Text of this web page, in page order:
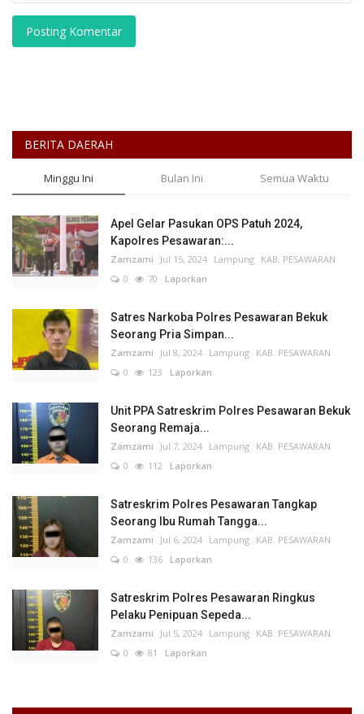
Posting Komentar
BERITA DAERAH
Minggu Ini Bulan Ini Semua Waktu
Apel Gelar Pasukan OPS Patuh 2024,
Kapolres Pesawaran:...
Zamzami Jul 15, 2024 Lampung KAB. PESAWARAN
0
70 Laporkan
Satres Narkoba Polres Pesawaran Bekuk
Seorang Pria Simpan...
Zamzami Jul 8, 2024 Lampung KAB. PESAWARAN
0
123 Laporkan
Unit PPA Satreskrim Polres Pesawaran Bekuk
Seorang Remaja...
Zamzami Jul 7, 2024 Lampung KAB. PESAWARAN
0
112 Laporkan
Satreskrim Polres Pesawaran Tangkap
Seorang Ibu Rumah Tangga...
Zamzami Jul 6, 2024 Lampung KAB. PESAWARAN
0
136 Laporkan
Satreskrim Polres Pesawaran Ringkus
Pelaku Penipuan Sepeda...
Zamzami Jul 5, 2024 Lampung KAB. PESAWARAN
0
81 Laporkan